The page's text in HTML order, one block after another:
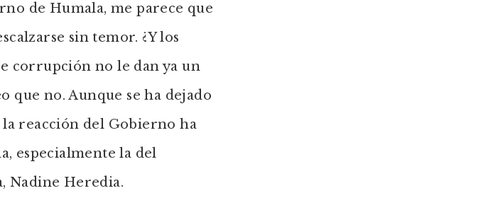
de Humala, me parece que
sin temor. ¿Y los
corrupción no le dan ya un
que no. Aunque se ha dejado
reacción del Gobierno ha
especialmente la del
Nadine Heredia.